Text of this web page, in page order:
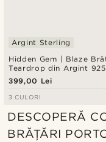
Hidden Gem | Blaze
Teardrop din Argint 925
Argint Sterling
399,00 Lei
3 CULORI
DESCOPERĂ
BRĂȚĂRI